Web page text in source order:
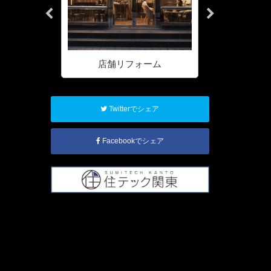
店舗リフォーム
Twitterでシェア
Facebookでシェア